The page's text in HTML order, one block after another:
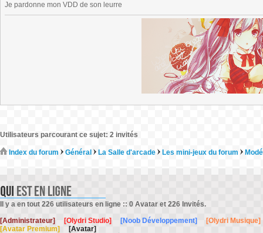
Je pardonne mon VDD de son leurre
Utilisateurs parcourant ce sujet: 2 invités
Index du forum Général La Salle d'arcade Les mini-jeux du forum
Il y a en tout 226 utilisateurs en ligne :: 0 Avatar et 226 Invités.
[Administrateur]
[Olydri Studio] [Noob Développement]
[Olydri Musique]
[Avatar Premium]
[Avatar]